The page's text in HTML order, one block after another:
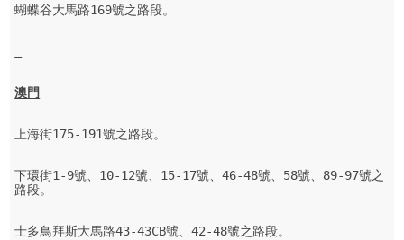
蝴蝶谷大馬路169號之路段。
澳門
上海街175-191號之路段。
下環街1-9號、10-12號、15-17號、46-48號、58號、89-97號之
路段。
士多鳥拜斯大馬路43-43CB號、42-48號之路段。